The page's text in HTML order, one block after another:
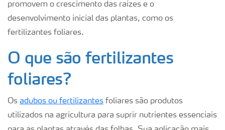
promovem o crescimento das raízes e o
desenvolvimento inicial das plantas, como os
fertilizantes foliares.
O que são fertilizantes
foliares?
Os adubos ou fertilizantes foliares são produtos
utilizados na agricultura para suprir nutrientes essenciais